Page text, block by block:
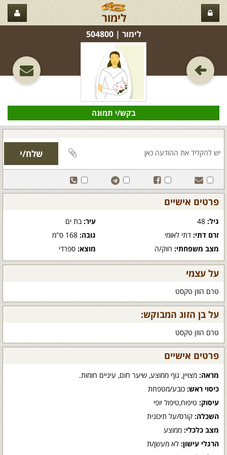
לימור
לימור‏ | 504800
בקש/י תמונה
פרטים אישיים
גיל: עיר:בת ים
זרם דתי: דתי לאומי גובה:168 ס"מ
מצב משפחתי: רווק/ה מוצא:ספרדי
על עצמי
טרם הוזן טקסט
על בן הזוג המבוקש:
טרם הוזן טקסט
פרטים אישיים
מראה: מצויין, גוף ממוצע, שיער חום, עיניים חומות.
כיסוי ראש: כובע/מטפחת
עיסוק: טיפוח,טיפול יופי
השכלה: קורס/על תיכונית
מצב כלכלי: ממוצע
הרגלי עישון: לא מעשן/ת